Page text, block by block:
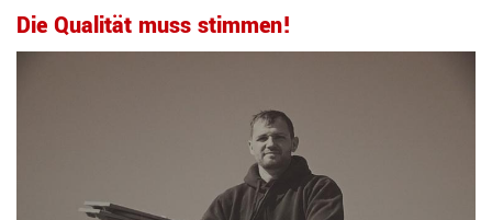
Die Qualität muss stimmen!